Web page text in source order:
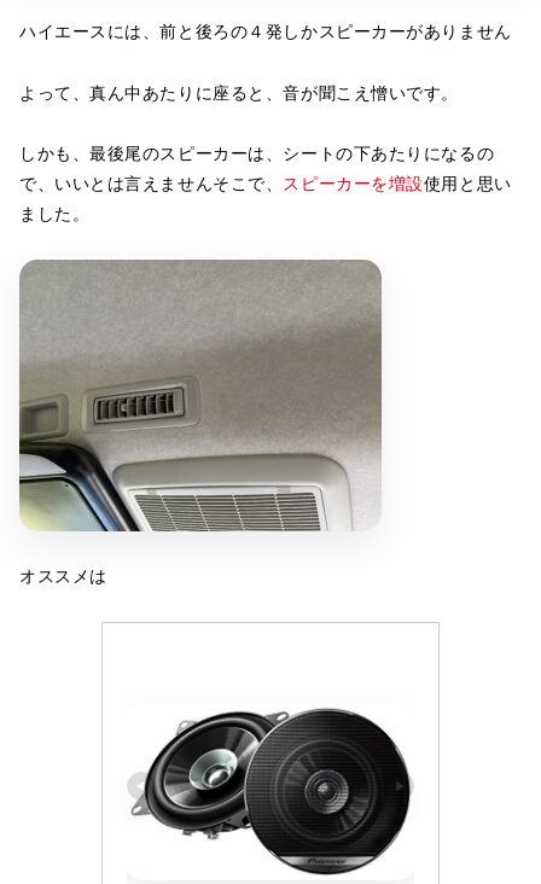
ハイエースには、前と後ろの４発しかスピーカーがありません
よって、真ん中あたりに座ると、音が聞こえ憎いです。
しかも、最後尾のスピーカーは、シートの下あたりになるの
で、いいとは言えませんそこで、 スピーカーを増設使用と思い
ました。
オススメは